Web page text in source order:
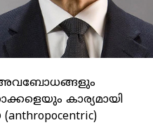
അവബോധങ്ങളും
കാര്യമായി